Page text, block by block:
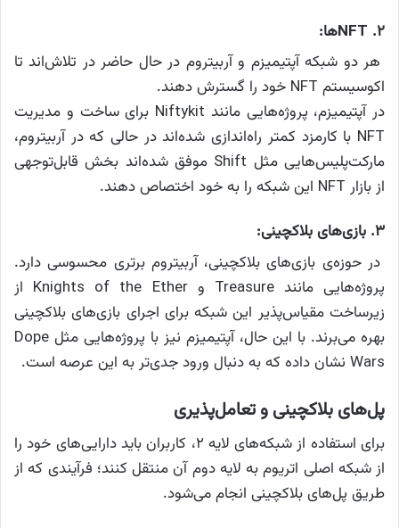
۲. NFTها:
هر دو شبکه آپتیمیزم و آربیتروم در حال حاضر در تلاش‌اند تا
اکوسیستم NFT خود را گسترش دهند.
در آپتیمیزم، پروژه‌هایی مانند Niftykit برای ساخت و مدیریت
NFT با کارمزد کمتر راه‌اندازی شده‌اند در حالی که در آربیتروم،
مارکت‌پلیس‌هایی مثل Shift موفق شده‌اند بخش قابل‌توجهی
از بازار NFT این شبکه را به خود اختصاص دهند.
۳. بازی‌های بلاکچینی:
در حوزه‌ی بازی‌های بلاکچینی، آربیتروم برتری محسوسی دارد.
پروژه‌هایی مانند Treasure و Knights of the Ether از
زیرساخت مقیاس‌پذیر این شبکه برای اجرای بازی‌های بلاکچینی
بهره می‌برند. با این حال، آپتیمیزم نیز با پروژه‌هایی مثل Dope
Wars نشان داده که به دنبال ورود جدی‌تر به این عرصه است.
پل‌های بلاکچینی و تعامل‌پذیری
برای استفاده از شبکه‌های لایه ۲، کاربران باید دارایی‌های خود را
از شبکه‌ اصلی اتریوم به لایه دوم آن منتقل کنند؛ فرآیندی که از
طریق پل‌های بلاکچینی انجام می‌شود.